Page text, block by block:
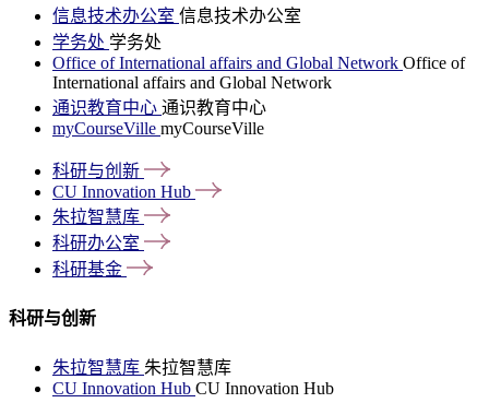
信息技术办公室 信息技术办公室
学务处 学务处
Office of International affairs and Global Network Office of
International affairs and Global Network
通识教育中心 通识教育中心
myCourseVille myCourseVille
科研与创新
CU Innovation Hub
朱拉智慧库
科研办公室
科研基金
科研与创新
朱拉智慧库 朱拉智慧库
CU Innovation Hub CU Innovation Hub